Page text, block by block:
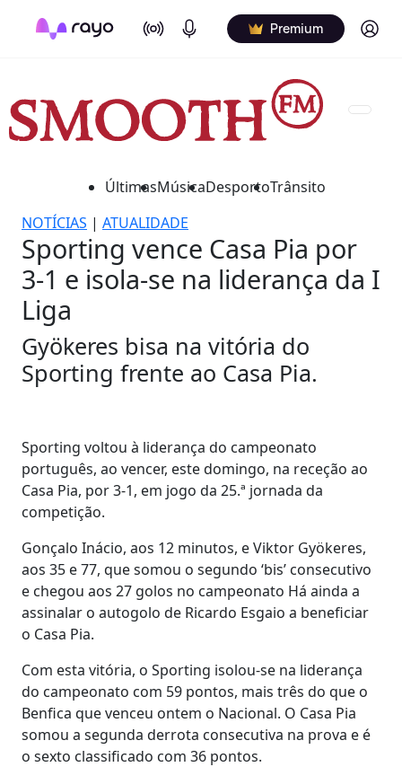
On Air Podcasts Premium Log in
ÚltimasMúsicaDesportoTrânsito
NOTÍCIAS | ATUALIDADE
Sporting vence Casa Pia por
3-1 e isola-se na liderança da I
Liga
Gyökeres bisa na vitória do
Sporting frente ao Casa Pia.
Sporting voltou à liderança do campeonato
português, ao vencer, este domingo, na receção ao
Casa Pia, por 3-1, em jogo da 25.ª jornada da
competição.
Gonçalo Inácio, aos 12 minutos, e Viktor Gyökeres,
aos 35 e 77, que somou o segundo ‘bis’ consecutivo
e chegou aos 27 golos no campeonato Há ainda a
assinalar o autogolo de Ricardo Esgaio a beneficiar
o Casa Pia.
Com esta vitória, o Sporting isolou-se na liderança
do campeonato com 59 pontos, mais três do que o
Benfica que venceu ontem o Nacional. O Casa Pia
somou a segunda derrota consecutiva na prova e é
o sexto classificado com 36 pontos.